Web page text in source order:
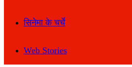
सिनेमा के चर्चे
Web Stories